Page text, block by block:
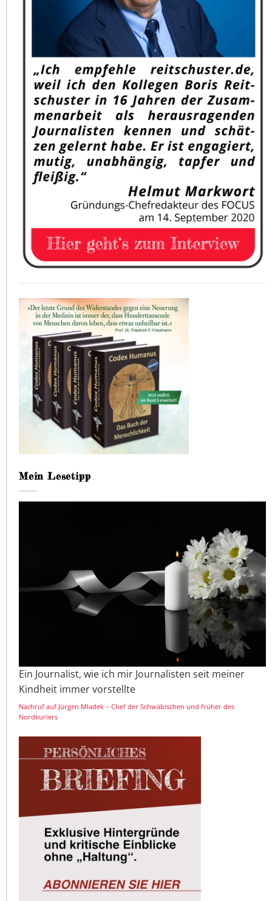
Mein Lesetipp
Ein Journalist, wie ich mir Journalisten seit meiner
Kindheit immer vorstellte
Nachruf auf Jürgen Mladek – Chef der Schwäbischen und früher des
Nordkuriers